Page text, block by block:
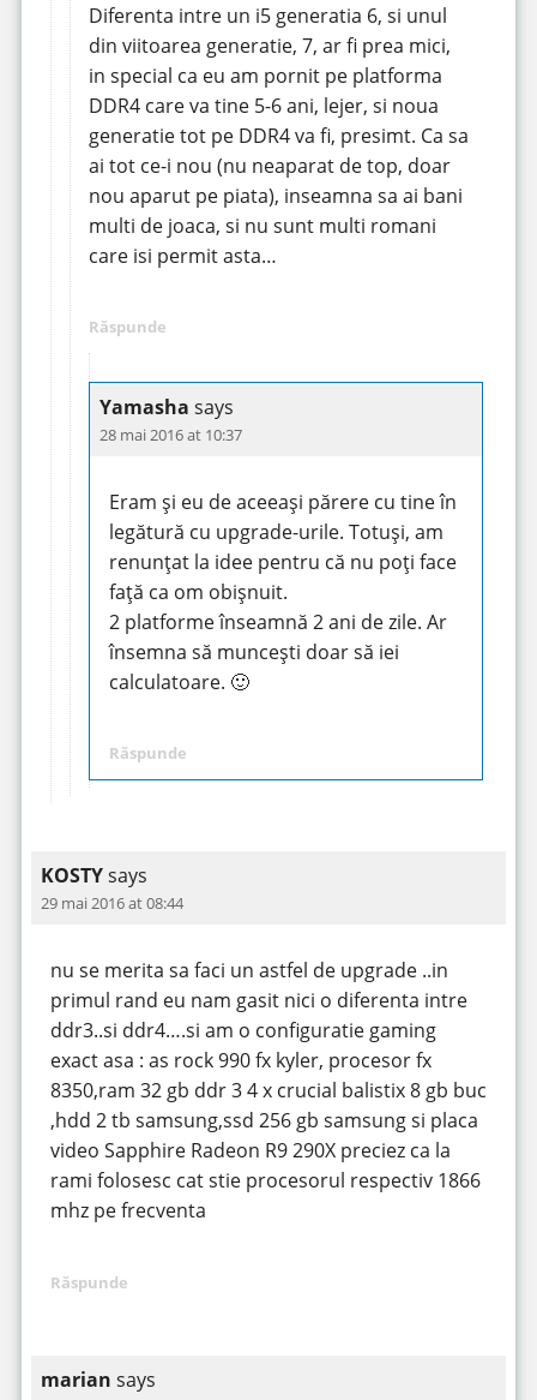
Diferenta intre un i5 generatia 6, si unul
din viitoarea generatie, 7, ar fi prea mici,
in special ca eu am pornit pe platforma
DDR4 care va tine 5-6 ani, lejer, si noua
generatie tot pe DDR4 va fi, presimt. Ca sa
ai tot ce-i nou (nu neaparat de top, doar
nou aparut pe piata), inseamna sa ai bani
multi de joaca, si nu sunt multi romani
care isi permit asta…
Răspunde
Yamasha says
28 mai 2016 at 10:37
Eram și eu de aceeași părere cu tine în
legătură cu upgrade-urile. Totuși, am
renunțat la idee pentru că nu poți face
față ca om obișnuit.
2 platforme înseamnă 2 ani de zile. Ar
însemna să muncești doar să iei
calculatoare. 🙂
Răspunde
KOSTYsays
29 mai 2016 at 08:44
nu se merita sa faci un astfel de upgrade ..in
primul rand eu nam gasit nici o diferenta intre
ddr3..si ddr4….si am o configuratie gaming
exact asa : as rock 990 fx kyler, procesor fx
8350,ram 32 gb ddr 3 4 x crucial balistix 8 gb buc
,hdd 2 tb samsung,ssd 256 gb samsung si placa
video Sapphire Radeon R9 290X preciez ca la
rami folosesc cat stie procesorul respectiv 1866
mhz pe frecventa
Răspunde
marian says